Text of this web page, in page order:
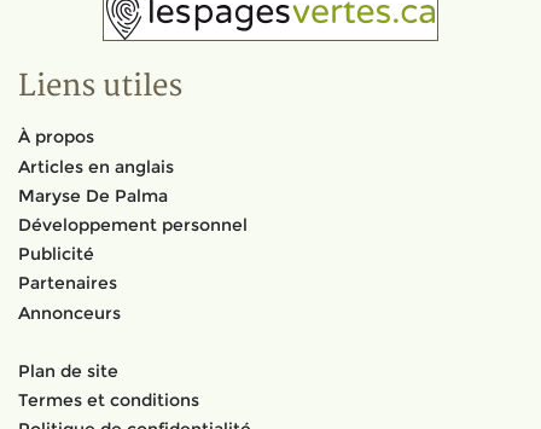
Liens utiles
À propos
Articles en anglais
Maryse De Palma
Développement personnel
Publicité
Partenaires
Annonceurs
Plan de site
Termes et conditions